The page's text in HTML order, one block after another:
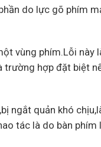
do lực gõ phím
vùng phím.Lỗi
hợp đặt biệt
ngắt quản khó
tác là do bàn